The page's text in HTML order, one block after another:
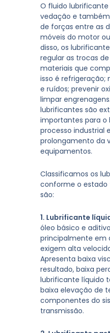
O fluido
vedação e
de forças entre as
móveis do motor
disso, os
regular as trocas
materiais que
isso é refrigeração;
e ruídos; prevenir
limpar
lubrificantes são
importantes para
processo industrial
prolongamento da
equipamentos.
Classificamos os
conforme o estado
são:
1. Lubrificante
óleo básico e
principalmente em
exigem alta
Apresenta baixa
resultado, baixa
lubrificante líquido
baixa elevação de
componentes do
transmissão.